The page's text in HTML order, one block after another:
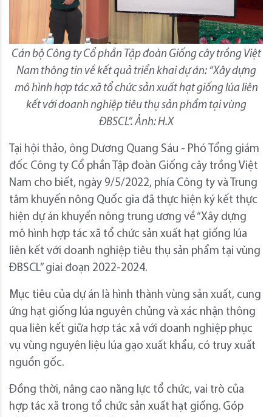
Cán bộ Công ty Cổ phần Tập đoàn Giống cây trồng Việt
Nam thông tin về kết quả triển khai dự án: “Xây dựng
mô hình hợp tác xã tổ chức sản xuất hạt giống lúa liên
kết với doanh nghiệp tiêu thụ sản phẩm tại vùng
ĐBSCL”. Ảnh: H.X
Tại hội thảo, ông Dương Quang Sáu - Phó Tổng giám
đốc Công ty Cổ phần Tập đoàn Giống cây trồng Việt
Nam cho biết, ngày 9/5/2022, phía Công ty và Trung
tâm khuyến nông Quốc gia đã thực hiện ký kết thực
hiện dự án khuyến nông trung ương về “Xây dựng
mô hình hợp tác xã tổ chức sản xuất hạt giống lúa
liên kết với doanh nghiệp tiêu thụ sản phẩm tại vùng
ĐBSCL” giai đoạn 2022-2024.
Mục tiêu của dự án là hình thành vùng sản xuất, cung
ứng hạt giống lúa nguyên chủng và xác nhận thông
qua liên kết giữa hợp tác xã với doanh nghiệp phục
vụ vùng nguyên liệu lúa gạo xuất khẩu, có truy xuất
nguồn gốc.
Đồng thời, nâng cao năng lực tổ chức, vai trò của
hợp tác xã trong tổ chức sản xuất hạt giống. Góp